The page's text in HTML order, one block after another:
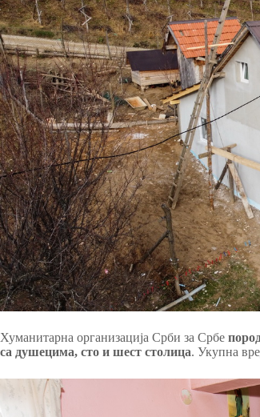
Хуманитарна организација Срби за Србе
са душецима, сто и шест столица. Укупна